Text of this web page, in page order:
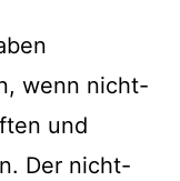
wenn nicht-
und
Der nicht-